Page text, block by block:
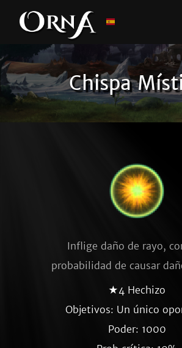
Chispa
Inflige daño de rayo,
probabilidad de causar
★4 Hechizo
Objetivos: Un único
Poder: 1000